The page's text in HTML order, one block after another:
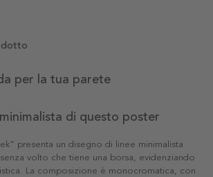
per la tua parete
di questo poster
presenta un disegno di linee minimalista
senza volto che tiene una borsa, evidenziando
La composizione è monocromatica, con